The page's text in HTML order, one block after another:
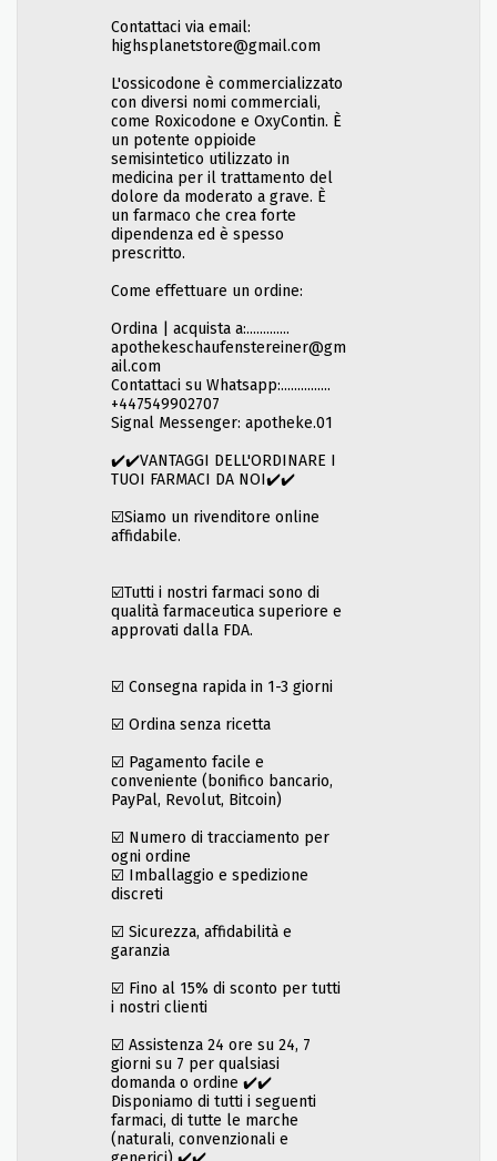
Contattaci via email:
highsplanetstore@gmail.com
L'ossicodone è commercializzato
con diversi nomi commerciali,
come Roxicodone e OxyContin. È
un potente oppioide
semisintetico utilizzato in
medicina per il trattamento del
dolore da moderato a grave. È
un farmaco che crea forte
dipendenza ed è spesso
prescritto.
Come effettuare un ordine:
Ordina | acquista a:.............
apothekeschaufenstereiner@gm
ail.com
Contattaci su Whatsapp:...............
+447549902707
Signal Messenger: apotheke.01
✔️✔️VANTAGGI DELL'ORDINARE I
TUOI FARMACI DA NOI✔️✔️
☑️Siamo un rivenditore online
affidabile.
☑️Tutti i nostri farmaci sono di
qualità farmaceutica superiore e
approvati dalla FDA.
☑️ Consegna rapida in 1-3 giorni
☑️ Ordina senza ricetta
☑️ Pagamento facile e
conveniente (bonifico bancario,
PayPal, Revolut, Bitcoin)
☑️ Numero di tracciamento per
ogni ordine
☑️ Imballaggio e spedizione
discreti
☑️ Sicurezza, affidabilità e
garanzia
☑️ Fino al 15% di sconto per tutti
i nostri clienti
☑️ Assistenza 24 ore su 24, 7
giorni su 7 per qualsiasi
domanda o ordine ✔️✔️
Disponiamo di tutti i seguenti
farmaci, di tutte le marche
(naturali, convenzionali e